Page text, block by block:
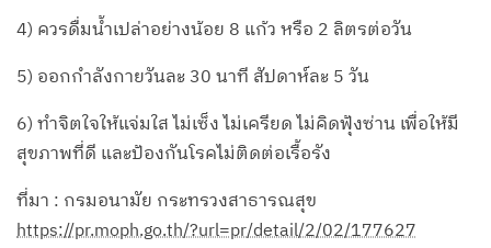
4) ควรดื่มน้ำเปล่าอย่างน้อย 8 แก้ว หรือ 2 ลิตรต่อวัน
5) ออกกำลังกายวันละ 30 นาที สัปดาห์ละ 5 วัน
6) ทำจิตใจให้แจ่มใส ไม่เซ็ง ไม่เครียด ไม่คิดฟุ้งซ่าน เพื่อให้มี
สุขภาพที่ดี และป้องกันโรคไม่ติดต่อเรื้อรัง
ที่มา : กรมอนามัย กระทรวงสาธารณสุข
https://pr.moph.go.th/?url=pr/detail/2/02/177627